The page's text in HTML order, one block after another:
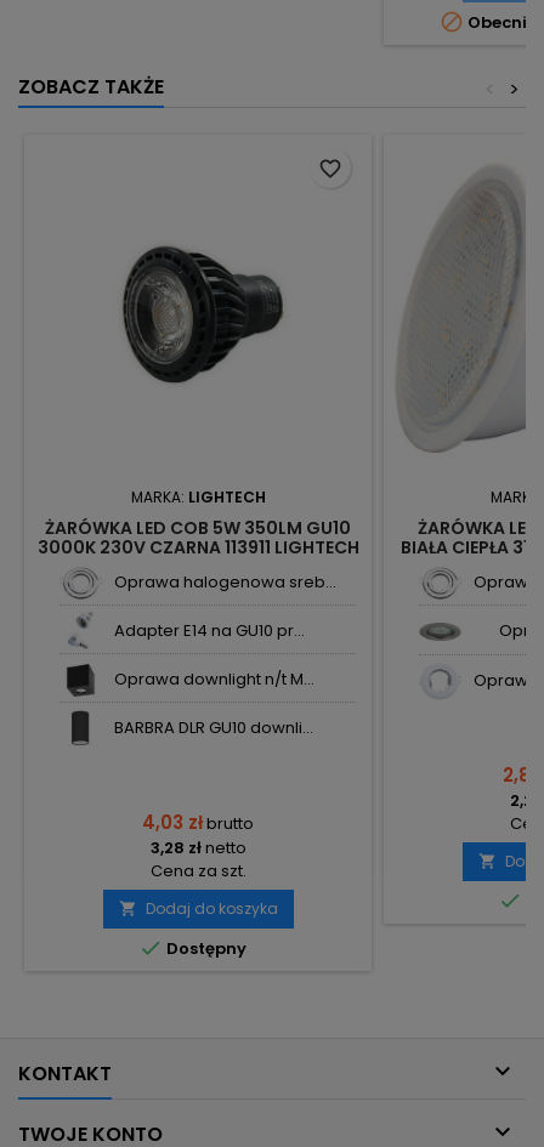

ZOBACZ TAKŻE >
<
MARKA: LIGHTECH
ŻARÓWKA LED COB 5W 350LM GU10
3000K 230V CZARNA 113911 LIGHTECH
Oprawa halogenowa sreb...
Adapter E14 na GU10 pr...
Oprawa downlight n/t M...
BARBRA DLR GU10 downli...
4,03 złbrutto
3,28 złnetto
Cena za szt.
 Dodaj do koszyka
 Dostępny
favorite_border
ŻARÓWKA
BIAŁA CIEPŁA
Oprawa
Oprawa
2,80


KONTAKT 
TWOJE KONTO 